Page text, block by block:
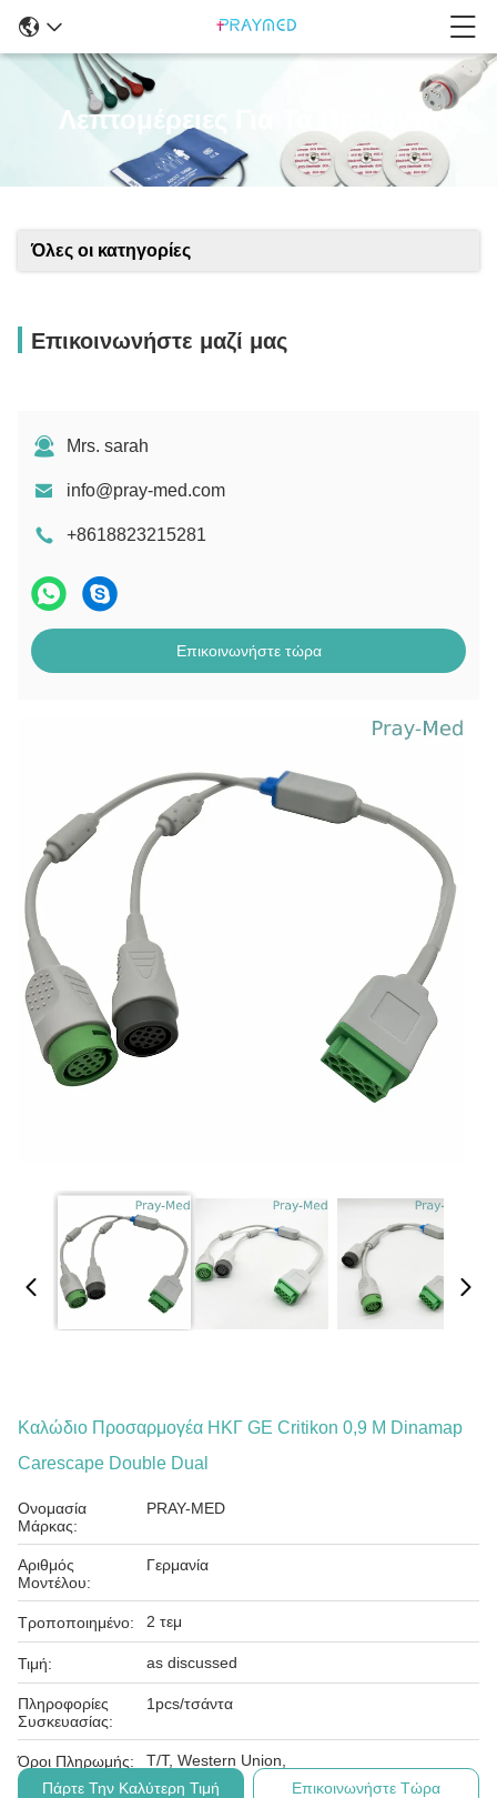
Λεπτομέρειες Για Τα Προϊόντα
Όλες οι κατηγορίες
Επικοινωνήστε μαζί μας
Mrs. sarah
info@pray-med.com
+8618823215281
Επικοινωνήστε τώρα
Καλώδιο Προσαρμογέα ΗΚΓ GE Critikon 0,9 M Dinamap
Carescape Double Dual
Ονομασία
Μάρκας:
PRAY-MED
Αριθμός
Μοντέλου:
Γερμανία
Τροποποιημένο: 2 τεμ
Τιμή: as discussed
Πληροφορίες
Συσκευασίας:
1pcs/τσάντα
Όροι Πληρωμής:
T/T, Western Union,
Πάρτε Την Καλύτερη Τιμή
Επικοινωνήστε Τώρα